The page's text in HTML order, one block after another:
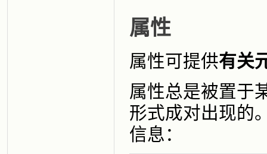
属性
属性可提供有关
属性总是被置于
形式成对出现的
信息：